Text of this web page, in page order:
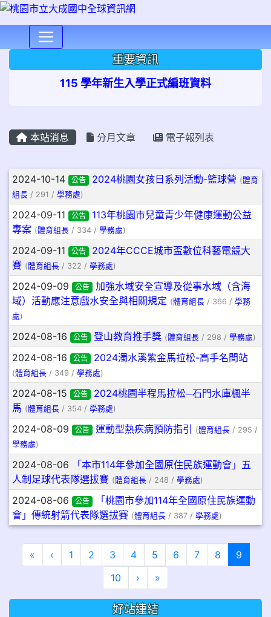
重要資訊
115 學年新生入學正式編班資料
本站消息 分月文章 電子報列表
文章列表
2024-10-14 公告 2024桃園女孩日系列活動-籃球營 (體育
組長 / 291 / 學務處)
2024-09-11 公告
113年桃園市兒童青少年健康運動公益
專案 (體育組長 / 334 / 學務處)
2024-09-11 公告
2024年CCCE城市盃數位科藝電競大
賽 (體育組長 / 322 / 學務處)
2024-09-09 公告
加強水域安全宣導及從事水域（含海
域）活動應注意戲水安全與相關規定 (體育組長 / 366 / 學務
處)
2024-08-16 公告 登山教育推手獎 (體育組長/ 298 / 學務處)
2024-08-16 公告 2024濁水溪紫金馬拉松-高手名間站
(體育組長 / 349 / 學務處)
2024-08-15 公告
2024桃園半程馬拉松─石門水庫楓半
馬 (體育組長 / 354 / 學務處)
2024-08-09 公告 運動型熱疾病預防指引 (體育組長/ 295 /
學務處)
2024-08-06
「本市114年參加全國原住民族運動會」五
人制足球代表隊選拔賽 (體育組長 / 248 / 學務處)
2024-08-06 公告
「桃園市參加114年全國原住民族運動
會」傳統射箭代表隊選拔賽 (體育組長 / 387 / 學務處)
« 第一頁
‹上一頁
1 2 3 4 5 6 7 8 9(目前
10
›下一頁
»最後頁
好站連結